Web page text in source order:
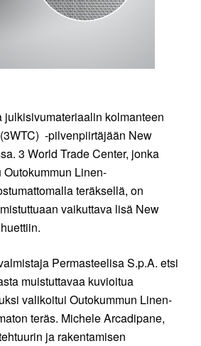
julkisivumateriaalin kolmanteen
-pilvenpiirtäjään New
3 World Trade Center, jonka
Linen-
teräksellä, on
vaikuttava lisä New
Permasteelisa S.p.A. etsi
muistuttavaa kuvioitua
valikoitui Outokummun Linen-
teräs. Michele Arcadipane,
ja rakentamisen